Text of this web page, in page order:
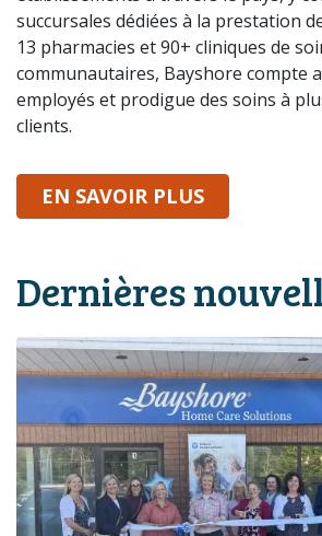
succursales dédiées à la prestation
13 pharmacies et 90+ cliniques de
communautaires, Bayshore compte
employés et prodigue des soins à
clients.
EN SAVOIR PLUSSUR
Dernières